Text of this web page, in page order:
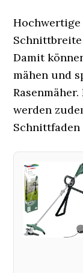
Damit
mähen und
werden